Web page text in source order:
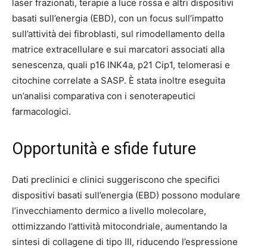
laser frazionati, terapie a luce rossa e altri dispositivi
basati sull’energia (EBD), con un focus sull’impatto
sull’attività dei fibroblasti, sul rimodellamento della
matrice extracellulare e sui marcatori associati alla
senescenza, quali p16 INK4a, p21 Cip1, telomerasi e
citochine correlate a SASP. È stata inoltre eseguita
un’analisi comparativa con i senoterapeutici
farmacologici.
Opportunità e sfide future
Dati preclinici e clinici suggeriscono che specifici
dispositivi basati sull’energia (EBD) possono modulare
l’invecchiamento dermico a livello molecolare,
ottimizzando l’attività mitocondriale, aumentando la
sintesi di collagene di tipo III, riducendo l’espressione